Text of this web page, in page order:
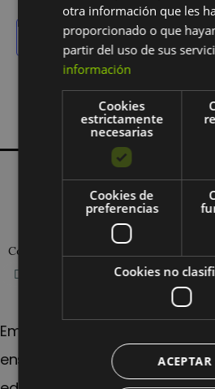
Suscribirse al
Conecta.
Emma’s, al servicio de la
enseñanza y la innovación
otra información que les
proporcionado o que
partir del uso de sus
información
Cookies
estrictamente
necesarias
Cookies de
preferencias
Cookies no
ACEPTAR